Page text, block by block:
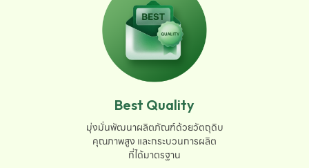
Best Quality
มุ่งมั่นพัฒนาผลิตภัณฑ์ด้วยวัตถุดิบ
คุณภาพสูง และกระบวนการผลิต
ที่ได้มาตรฐาน